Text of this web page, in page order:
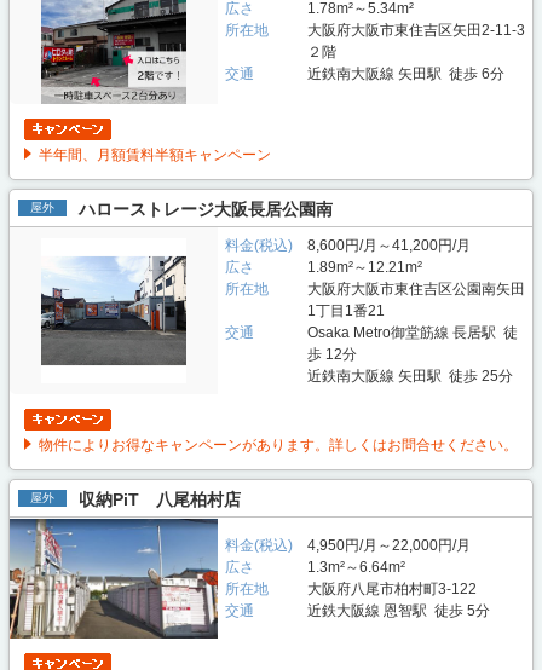
広さ
1.78m²～5.34m²
所在地
大阪府大阪市東住吉区矢田2-11-3
２階
交通
近鉄南大阪線 矢田駅 徒歩 6分
半年間、月額賃料半額キャンペーン
屋外 ハローストレージ大阪長居公園南
料金(税込)
8,600円/月～41,200円/月
広さ
1.89m²～12.21m²
所在地
大阪府大阪市東住吉区公園南矢田
1丁目1番21
交通
Osaka Metro御堂筋線 長居駅 徒
歩 12分
近鉄南大阪線 矢田駅 徒歩 25分
物件によりお得なキャンペーンがあります。詳しくはお問合せください。
屋外 収納PiT 八尾柏村店
料金(税込)
4,950円/月～22,000円/月
広さ
1.3m²～6.64m²
所在地
大阪府八尾市柏村町3-122
交通
近鉄大阪線 恩智駅 徒歩 5分